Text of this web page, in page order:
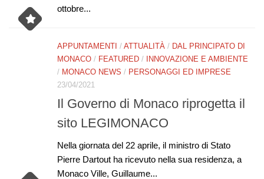
ottobre...
APPUNTAMENTI / ATTUALITÀ / DAL PRINCIPATO DI
MONACO / FEATURED /
INNOVAZIONE E AMBIENTE
/ MONACO NEWS / PERSONAGGI ED IMPRESE
23/04/2021
Il Governo di Monaco riprogetta il
sito LEGIMONACO
Nella giornata del 22 aprile, il ministro di Stato
Pierre Dartout ha ricevuto nella sua residenza, a
Monaco Ville, Guillaume...